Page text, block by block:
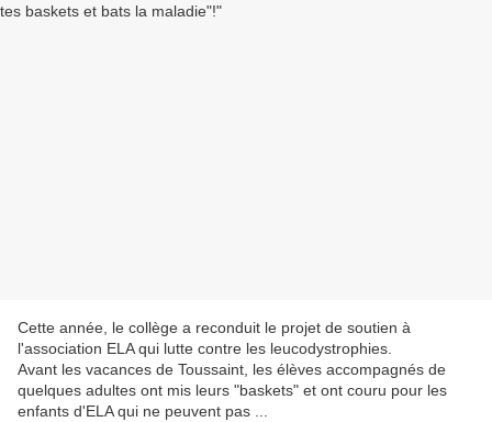
Cette année, le collège a reconduit le projet de soutien à
l'association ELA qui lutte contre les leucodystrophies.
Avant les vacances de Toussaint, les élèves accompagnés de
quelques adultes ont mis leurs "baskets" et ont couru pour les
enfants d'ELA qui ne peuvent pas ...